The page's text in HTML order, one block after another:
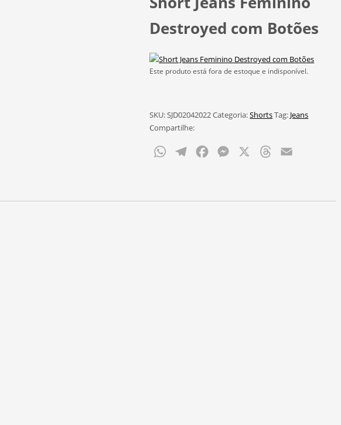
Destroyed com Botões
Este produto está fora de estoque e indisponível.
SKU:SJD02042022Categoria:ShortsTag: Jeans
Compartilhe:
WhatsAppTelegramFacebookMessenger Threads